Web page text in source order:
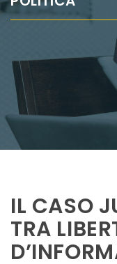
IL CASO
TRA